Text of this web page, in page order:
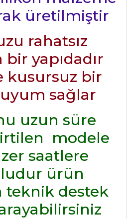
üretilmiştir
rahatsız
yapıdadır
kusursuz bir
sağlar
uzun süre
modele
saatlere
ürün
teknik destek